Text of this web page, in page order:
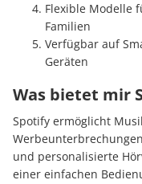
Flexible Modelle
Familien
Verfügbar auf
Geräten
Was bietet mir
Spotify ermöglicht
und personalisierte
einer einfachen